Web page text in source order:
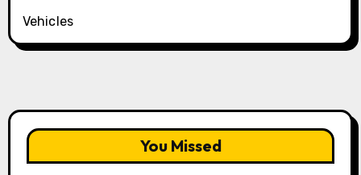
Vehicles
You Missed